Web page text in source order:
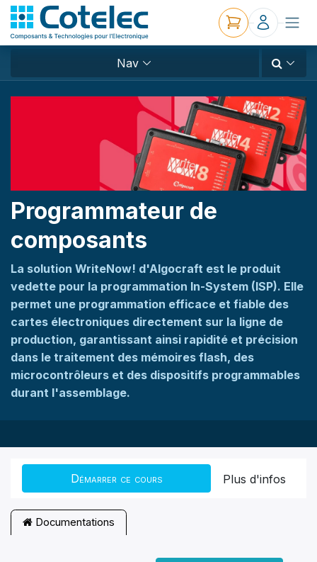
Nav
Programmateur de
composants
La solution WriteNow! d'Algocraft est le produit
vedette pour la programmation In-System (ISP). Elle
permet une programmation efficace et fiable des
cartes électroniques directement sur la ligne de
production, garantissant ainsi rapidité et précision
dans le traitement des mémoires flash, des
microcontrôleurs et des dispositifs programmables
durant l'assemblage.
Démarrer ce cours Plus d'infos
Documentations